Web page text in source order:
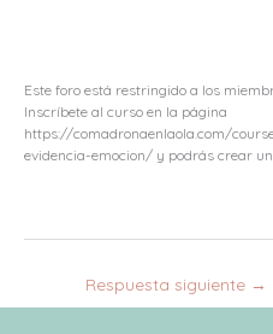
Este foro está restringido a los
Inscríbete al curso en la página
https://comadronaenlaola.com/
evidencia-emocion/ y podrás crear
Respuesta siguiente →